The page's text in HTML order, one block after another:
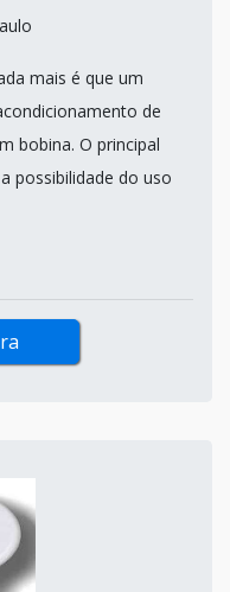
mais é que um
de
bobina. O principal
possibilidade do uso